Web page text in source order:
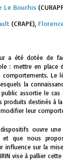
Le Bourhis
(CRAPE),
a été dotée de
: mettre en place
Le
la
assortie le
produits destinés à
leur
ouvre
que nous
influence sur la
vise à pallier